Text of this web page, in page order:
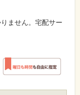
ません。宅配サー